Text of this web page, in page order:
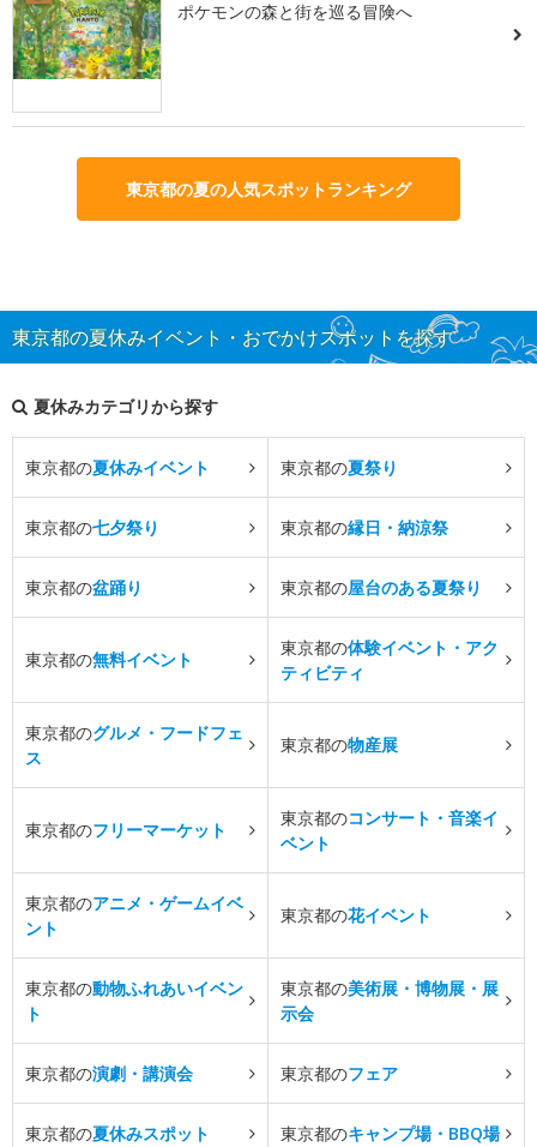
ポケモンの森と街を巡る冒険へ
東京都の夏の人気スポットランキング
東京都の夏休みイベント・おでかけスポットを探す
夏休みカテゴリから探す
東京都の夏休みイベント 東京都の夏祭り
東京都の七夕祭り 東京都の縁日・納涼祭
東京都の盆踊り 東京都の屋台のある夏祭り
東京都の無料イベント
東京都の体験イベント・アク
ティビティ
東京都のグルメ・フードフェ
ス
東京都の物産展
東京都のフリーマーケット
東京都のコンサート・音楽イ
ベント
東京都のアニメ・ゲームイベ
ント
東京都の花イベント
東京都の動物ふれあいイベン
ト
東京都の美術展・博物展・展
示会
東京都の演劇・講演会 東京都のフェア
東京都の夏休みスポット 東京都のキャンプ場・BBQ場